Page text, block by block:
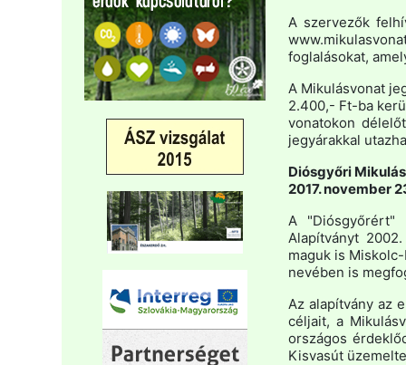
A szervezők
foglalásokat,
A Mikulásvonat
2.400,- Ft-ba
vonatokon
jegyárakkal
Diósgyőri
2017. november
A "Diósgyőrért"
Alapítványt
maguk is
nevében is
Az alapítvány az
céljait, a
országos
Kisvasút